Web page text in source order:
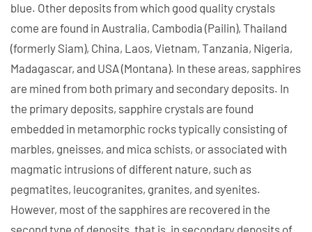
blue. Other deposits from which good quality crystals
come are found in Australia, Cambodia (Pailin), Thailand
(formerly Siam), China, Laos, Vietnam, Tanzania, Nigeria,
Madagascar, and USA (Montana). In these areas, sapphires
are mined from both primary and secondary deposits. In
the primary deposits, sapphire crystals are found
embedded in metamorphic rocks typically consisting of
marbles, gneisses, and mica schists, or associated with
magmatic intrusions of different nature, such as
pegmatites, leucogranites, granites, and syenites.
However, most of the sapphires are recovered in the